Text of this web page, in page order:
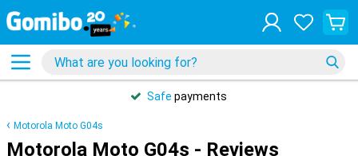
Safe payments
Motorola Moto G04s
Motorola Moto G04s - Reviews